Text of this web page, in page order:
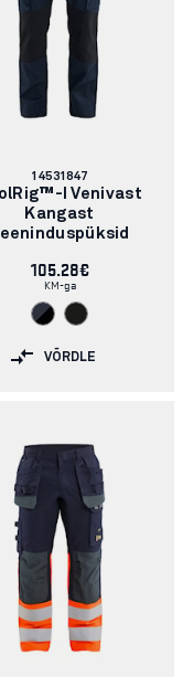
Artikli
number:
14531847
I Venivast
Kangast
105.28€
KM-ga
VÕRDLE